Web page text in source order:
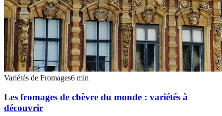
Variétés de Fromages6 min
Les fromages de chèvre du monde : variétés à
découvrir